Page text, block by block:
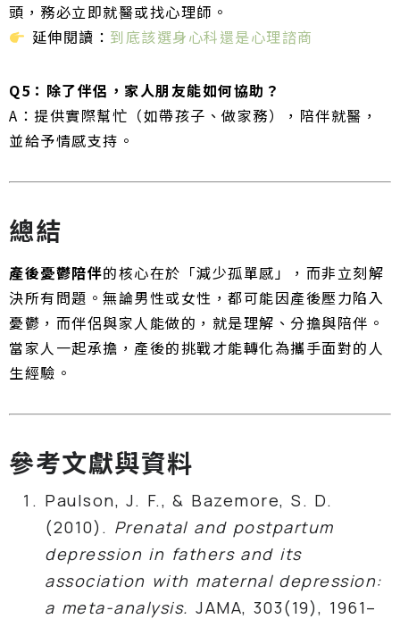
頭，務必立即就醫或找心理師。
延伸閱讀： 到底該選身心科還是心理諮商
Q5：除了伴侶，家人朋友能如何協助？
A：提供實際幫忙（如帶孩子、做家務），陪伴就醫，
並給予情感支持。
總結
產後憂鬱陪伴的核心在於「減少孤單感」，而非立刻解
決所有問題。無論男性或女性，都可能因產後壓力陷入
憂鬱，而伴侶與家人能做的，就是理解、分擔與陪伴。
當家人一起承擔，產後的挑戰才能轉化為攜手面對的人
生經驗。
參考文獻與資料
Paulson, J. F., & Bazemore, S. D.
(2010). Prenatal and postpartum
depression in fathers and its
association with maternal depression:
a meta-analysis. JAMA, 303(19), 1961–